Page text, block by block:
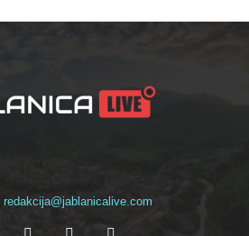
redakcija@jablanicalive.com